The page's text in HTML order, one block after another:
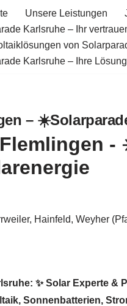
Unsere Leistungen
Karlsruhe – Ihr
von
Karlsruhe – Ihre
–
✨ Solar Experte
Sonnenbatterien,